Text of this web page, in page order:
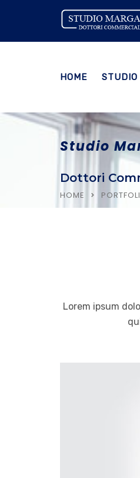
HOME STUDIO
Studio
Dottori
HOME
Lorem ipsum